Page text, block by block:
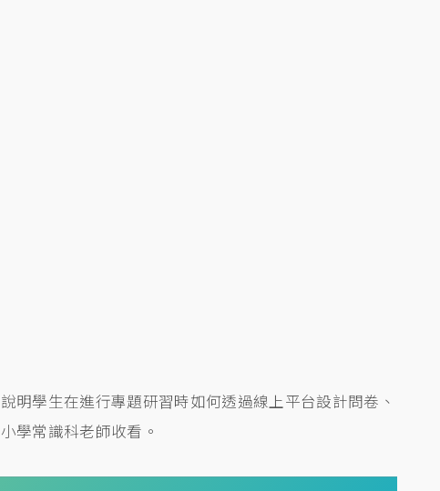
學生在進行專題研習時如何透過線上平台設計問卷、
學常識科老師收看。